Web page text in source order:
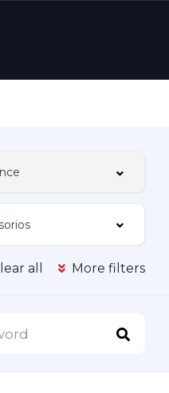
all More filters